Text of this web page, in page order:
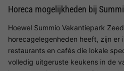
Horeca mogelijkheden bij
Hoewel Summio Vakantiepark
horecagelegenheden heeft, zijn er
restaurants en cafés die lokale
volledig uitgeruste keukens in de